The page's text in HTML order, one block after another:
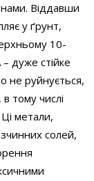
Віддавши
у ґрунт,
10-
дуже стійке
не руйнується,
тому числі
метали,
солей,